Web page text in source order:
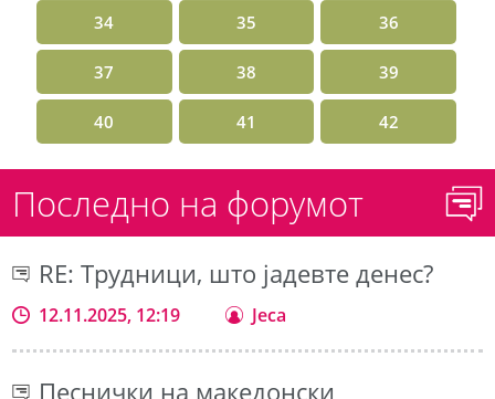
34 35 36
37 38 39
40 41 42
Последно на форумот
RE: Трудници, што јадевте денес?
12.11.2025, 12:19 Jeca
Песнички на македонски